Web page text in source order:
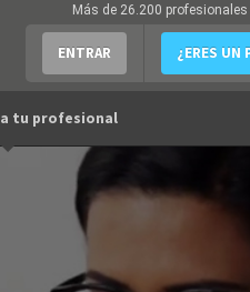
ENTRAR ¿ERES UN
Más de 26.200 profesionales
a tu profesional